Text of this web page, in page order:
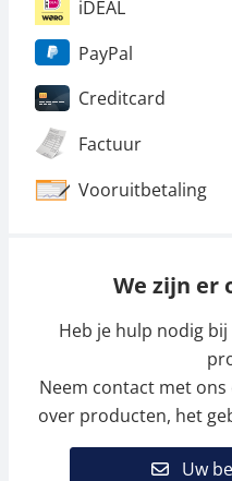
iDEAL
PayPal
Creditcard
Factuur
Vooruitbetaling
We zijn er
Heb je hulp nodig
Neem contact met
over producten, het
Uw